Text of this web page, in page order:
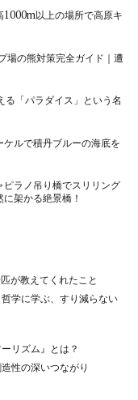
以上の場所で高原キ
場の熊対策完全ガイド｜遭
「パラダイス」という名
ルで積丹ブルーの海底を
ラノ吊り橋でスリリング
架かる絶景橋！
が教えてくれたこと
学に学ぶ、すり減らない
リズム』とは？
性の深いつながり